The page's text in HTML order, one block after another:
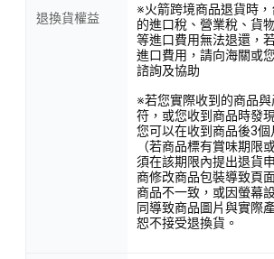
退換貨權益
※火箭跨境商品退貨時
的進口稅、營業稅、貨
等進口費用無法退還，
進口費用，請向海關或
諮詢及協助
※若您實際收到的商品
符，或您收到商品時發
您可以在收到商品後3個
（若商品標有賞味期限
須在該期限內提出退貨
商修改商品包裝導致頁
商品不一致，或因螢幕
同導致商品圖片與實際
恕不接受退換貨。